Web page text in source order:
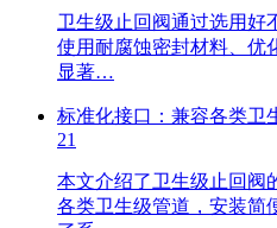
卫生级止回阀通过选用好
使用耐腐蚀密封材料、优
显著…
标准化接口：兼容各类卫
21
本文介绍了卫生级止回阀
各类卫生级管道，安装简